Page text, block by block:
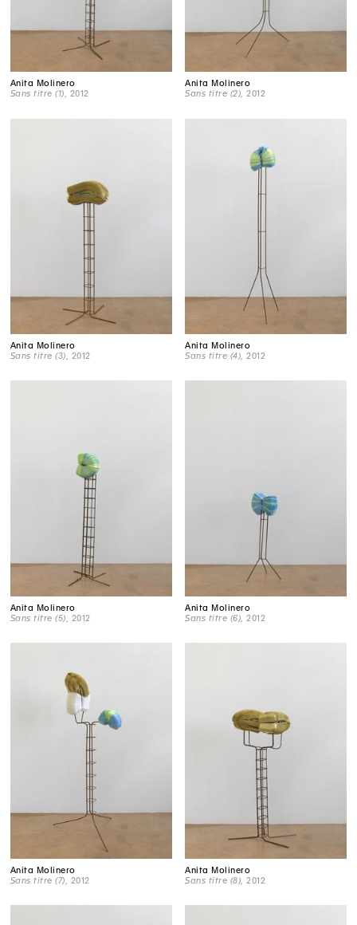
Anita Molinero
Sans titre (1), 2012
Anita Molinero
Sans titre (2), 2012
Anita Molinero
Sans titre (3) , 2012
Anita Molinero
Sans titre (4) , 2012
Anita Molinero
Sans titre (5) , 2012
Anita Molinero
Sans titre (6) , 2012
Anita Molinero
Sans titre (7) , 2012
Anita Molinero
Sans titre (8) , 2012